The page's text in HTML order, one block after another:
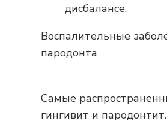
дисбалансе.
Воспалительные
пародонта
Самые
гингивит и пародонтит.